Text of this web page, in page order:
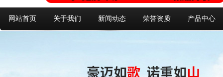
网站首页 关于我们 新闻动态 荣誉资质 产品中心